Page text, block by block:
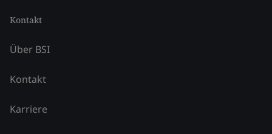
Kontakt
Über BSI
Kontakt
Karriere